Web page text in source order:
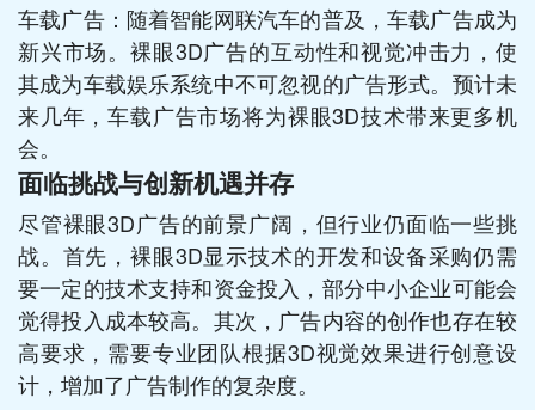
车载广告：随着智能网联汽车的普及，车载广告成为
新兴市场。裸眼3D广告的互动性和视觉冲击力，使
其成为车载娱乐系统中不可忽视的广告形式。预计未
来几年，车载广告市场将为裸眼3D技术带来更多机
会。
面临挑战与创新机遇并存
尽管裸眼3D广告的前景广阔，但行业仍面临一些挑
战。首先，裸眼3D显示技术的开发和设备采购仍需
要一定的技术支持和资金投入，部分中小企业可能会
觉得投入成本较高。其次，广告内容的创作也存在较
高要求，需要专业团队根据3D视觉效果进行创意设
计，增加了广告制作的复杂度。